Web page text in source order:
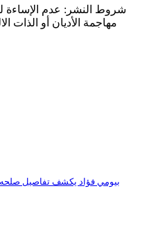
شروط النشر: عدم الإساءة
مهاجمة الأديان أو الذات